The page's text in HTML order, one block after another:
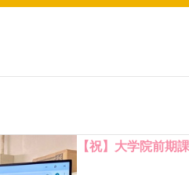
【祝】大学院前期